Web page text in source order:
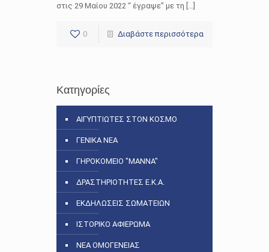
στις 29 Μαίου 2022 “ έγραψε” με τη […]
0 Διαβάστε περισσότερα
Κατηγορίες
ΑΙΓΥΠΤΙΩΤΕΣ ΣΤΟΝ ΚΟΣΜΟ
ΓΕΝΙΚΑ ΝΕΑ
ΓΗΡΟΚΟΜΕΙΟ "ΜΑΝΝΑ"
ΔΡΑΣΤΗΡΙΟΤΗΤΕΣ Ε.Κ.Α.
ΕΚΔΗΛΩΣΕΙΣ ΣΩΜΑΤΕΙΩΝ
ΙΣΤΟΡΙΚΟ ΑΦΙΕΡΩΜΑ
ΝΕΑ ΟΜΟΓΕΝΕΙΑΣ